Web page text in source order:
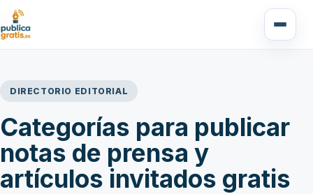
DIRECTORIO EDITORIAL
Categorías para publicar
notas de prensa y
artículos invitados gratis